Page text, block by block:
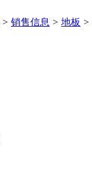
> 销售信息 > 地板 >